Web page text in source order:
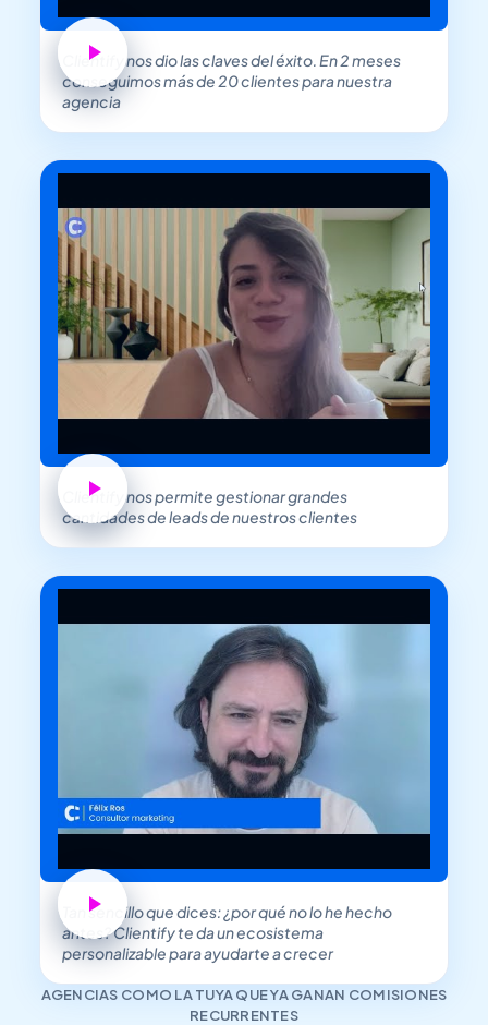
Clientify nos dio las claves del éxito. En 2 meses
conseguimos más de 20 clientes para nuestra
agencia
Clientify nos permite gestionar grandes
cantidades de leads de nuestros clientes
Tan sencillo que dices: ¿por qué no lo he hecho
antes? Clientify te da un ecosistema
personalizable para ayudarte a crecer
AGENCIAS COMO LA TUYA QUE YA GANAN COMISIONES
RECURRENTES